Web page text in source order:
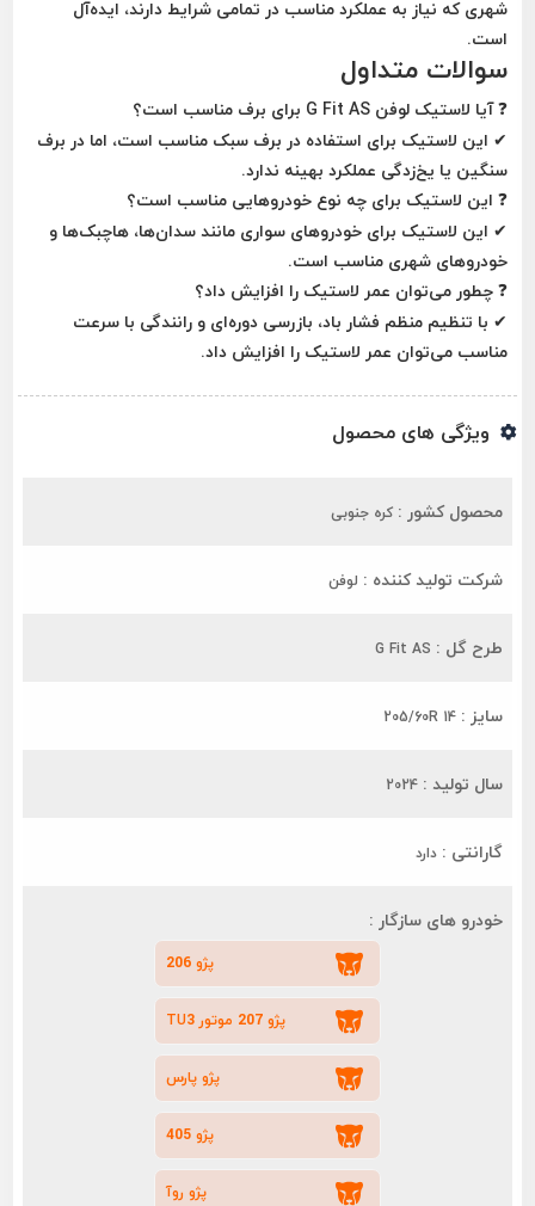
شهریکه نیاز به عملکرد مناسب در تمامی شرایط دارند، ایده‌آل
است.
سوالات متداول
❓آیا لاستیک لوفن G Fit AS برای برف مناسب است؟
✔ این لاستیک برای استفاده در برف سبک مناسب است، اما در برف
سنگین یا یخ‌زدگی عملکرد بهینه ندارد.
❓ این لاستیک برای چه نوع خودروهایی مناسب است؟
✔ این لاستیک برایخودروهای سواری مانند سدان‌ها، هاچبک‌ها و
خودروهای شهری مناسب است.
❓چطور می‌توان عمر لاستیک را افزایش داد؟
✔ با تنظیم منظم فشار باد، بازرسی دوره‌ای ورانندگی با سرعت
مناسب می‌توان عمر لاستیک را افزایش داد.
ویژگی های محصول
محصول کشور : کره جنوبی
شرکت تولید کننده : لوفن
طرح گل : G Fit AS
سایز : 205/60R 14
سال تولید : 2024
گارانتی : دارد
خودرو های سازگار :
پژو 206
پژو 207 موتور TU3
پژو پارس
پژو 405
پژو روآ